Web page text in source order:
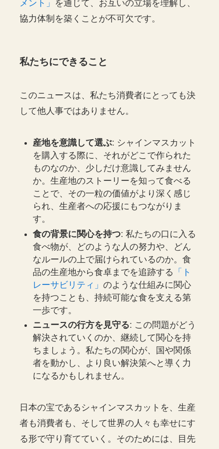
メント」 を通じて、お互いの立場を理解し、
協力体制を築くことが不可欠です。
私たちにできること
このニュースは、私たち消費者にとっても決
して他人事ではありません。
産地を意識して選ぶ: シャインマスカット
を購入する際に、それがどこで作られた
ものなのか、少しだけ意識してみません
か。生産地のストーリーを知って食べる
ことで、その一粒の価値がより深く感じ
られ、生産者への応援にもつながりま
す。
食の背景に関心を持つ: 私たちの口に入る
食べ物が、どのような人の努力や、どん
なルールの上で届けられているのか。食
品の生産地から食卓までを追跡する 「ト
レーサビリティ」のような仕組みに関心
を持つことも、持続可能な食を支える第
一歩です。
ニュースの行方を見守る: この問題がどう
解決されていくのか、継続して関心を持
ちましょう。私たちの関心が、国や関係
者を動かし、より良い解決策へと導く力
になるかもしれません。
日本の宝であるシャインマスカットを、生産
者も消費者も、そして世界の人々も幸せにす
る形で守り育てていく。そのためには、目先